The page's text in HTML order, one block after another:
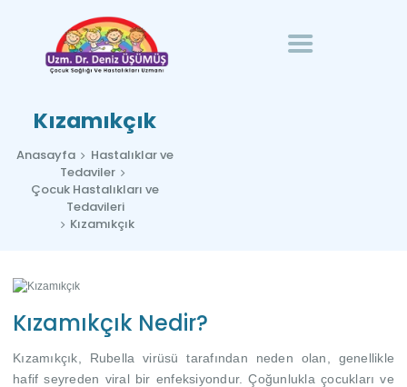
Kızamıkçık
Anasayfa
Hastalıklar ve
Tedaviler
Çocuk Hastalıkları ve
Tedavileri
Kızamıkçık
UZM. DR. DENIZ ÜŞÜMÜŞ
Çocuk Sağlığı ve Hastalıkları Uzmanı
ANASAYFA
ÇOCUK
HASTALIKLARINDA
HAKKIMDA
İLETIŞIM
TÜRKÇE
Kızamıkçık Nedir?
Kızamıkçık, Rubella virüsü tarafından neden olan, genellikle
hafif seyreden viral bir enfeksiyondur. Çoğunlukla çocukları ve